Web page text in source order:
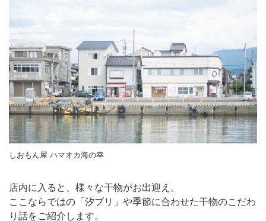
しおもん屋 ハマオカ海の幸
店内に入ると、様々な干物がお出迎え。
ここならではの「汐ブリ」や季節に合わせた干物のこだわ
り話をご紹介します。